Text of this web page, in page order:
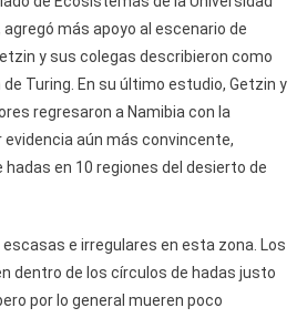
más apoyo al escenario de
y sus colegas describieron como
Turing. En su último estudio, Getzin y
regresaron a Namibia con la
aún más convincente,
en 10 regiones del desierto de
e irregulares en esta zona. Los
dentro de los círculos de hadas justo
por lo general mueren poco